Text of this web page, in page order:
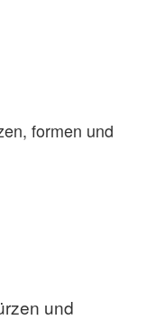
formen und
und